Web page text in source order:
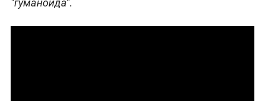
"гуманоида".